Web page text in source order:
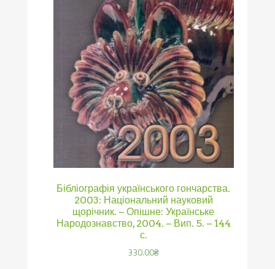
Бібліографія українського гончарства.
2003: Національний науковий
щорічник. – Опішне: Українське
Народознавство, 2004. – Вип. 5. – 144
с.
330.00₴